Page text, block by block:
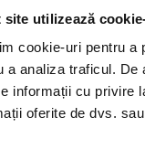
site utilizează
cookie-uri pentru a
a analiza traficul.
informații cu privire
oferite de dvs.